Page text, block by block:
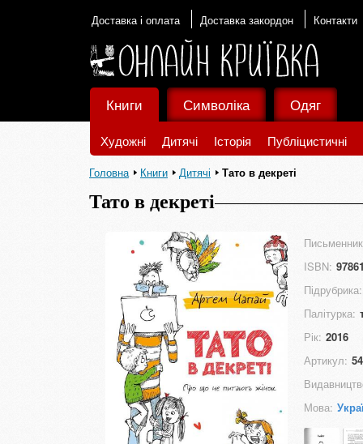
Доставка і оплата Доставка закордон Контакти
Книги
Художні Дитячі Історія Публіцистичні
Символіка Одяг
Головна Книги Дитячі Тато в декреті
Тато в декреті
ISBN:
Підрубрика:
Палітурка:
Рік: 2016
Артикул:
Мова: